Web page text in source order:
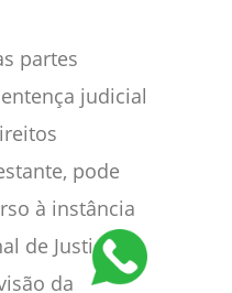
partes
judicial
pode
à instância
de Justiça),
da